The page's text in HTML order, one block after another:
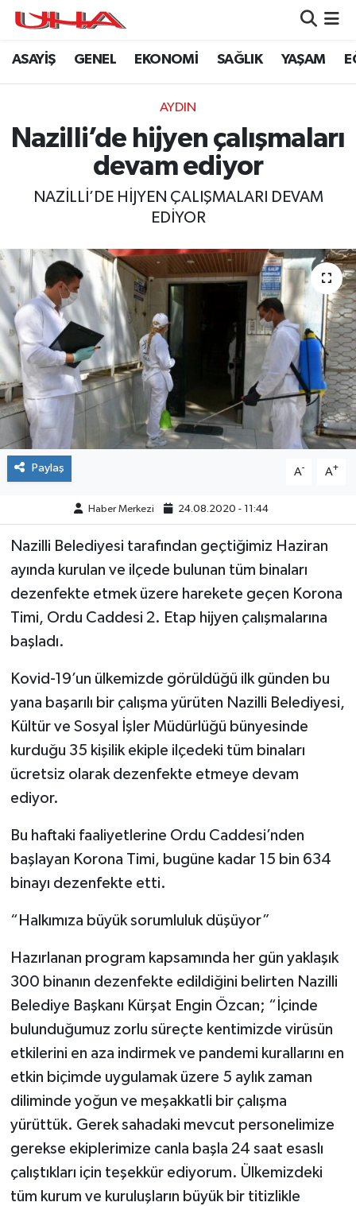
ASAYİŞ GENEL EKONOMİ SAĞLIK YAŞAM
AYDIN
Nazilli’de hijyen çalışmaları
devam ediyor
NAZİLLİ’DE HİJYEN ÇALIŞMALARI DEVAM
EDİYOR
Paylaş A- A+
Haber Merkezi 24.08.2020 - 11:44
Nazilli Belediyesi tarafından geçtiğimiz Haziran
ayında kurulan ve ilçede bulunan tüm binaları
dezenfekte etmek üzere harekete geçen Korona
Timi, Ordu Caddesi 2. Etap hijyen çalışmalarına
başladı.
Kovid-19’un ülkemizde görüldüğü ilk günden bu
yana başarılı bir çalışma yürüten Nazilli Belediyesi,
Kültür ve Sosyal İşler Müdürlüğü bünyesinde
kurduğu 35 kişilik ekiple ilçedeki tüm binaları
ücretsiz olarak dezenfekte etmeye devam
ediyor.
Bu haftaki faaliyetlerine Ordu Caddesi’nden
başlayan Korona Timi, bugüne kadar 15 bin 634
binayı dezenfekte etti.
“Halkımıza büyük sorumluluk düşüyor”
Hazırlanan program kapsamında her gün yaklaşık
300 binanın dezenfekte edildiğini belirten Nazilli
Belediye Başkanı Kürşat Engin Özcan; “İçinde
bulunduğumuz zorlu süreçte kentimizde virüsün
etkilerini en aza indirmek ve pandemi kurallarını en
etkin biçimde uygulamak üzere 5 aylık zaman
diliminde yoğun ve meşakkatli bir çalışma
yürüttük. Gerek sahadaki mevcut personelimize
gerekse ekiplerimize canla başla 24 saat esaslı
çalıştıkları için teşekkür ediyorum. Ülkemizdeki
tüm kurum ve kuruluşların büyük bir titizlikle
ASAYİŞ
GENEL
LEZETLERİMİZ
EKONOMİ
EĞİTİM
ÇEVRE
DÜNYA
HABERDE İNSAN
BİLİM VE TEKNOLOJİ
KAMPANYALAR
KÜLTÜR-SANAT
POLİTİKA
SİYASET
TEKNOLOJİ
VEFATLAR
Yerel
Nöbetçi Eczaneler
Namaz Vakitleri
Puan Durumu ve Fikstür
Tüm Manşetler
Son Dakika Haberleri
Haber Arşivi